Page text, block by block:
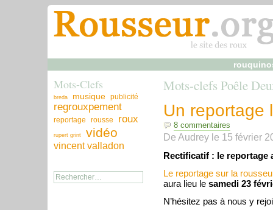
Mots-Clefs
breda musique publicité
regrouxpement
reportage rousse roux
rupert grint vidéo
vincent valladon
Mots-clefs Poêle
Un reportage
8 commentaires
De Audreyle 15 février
Rectificatif : le reportage
Le reportage sur la
aura lieu le samedi 23
N’hésitez pas à nous y